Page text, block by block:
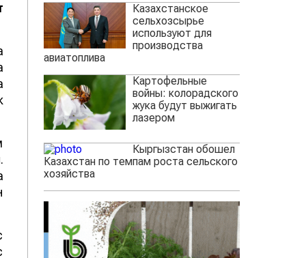
Казахстанское
сельхозсырье
используют для
производства
авиатоплива
Картофельные
войны: колорадского
жука будут выжигать
лазером
Кыргызстан обошел
Казахстан по темпам роста сельского
хозяйства